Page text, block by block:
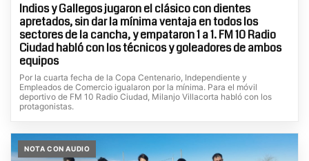
Indios y Gallegos jugaron el clásico con dientes
apretados, sin dar la mínima ventaja en todos los
sectores de la cancha, y empataron 1 a 1. FM 10 Radio
Ciudad habló con los técnicos y goleadores de ambos
equipos
Por la cuarta fecha de la Copa Centenario, Independiente y
Empleados de Comercio igualaron por la mínima. Para el móvil
deportivo de FM 10 Radio Ciudad, Milanjo Villacorta habló con los
protagonistas.
NOTA CON AUDIO